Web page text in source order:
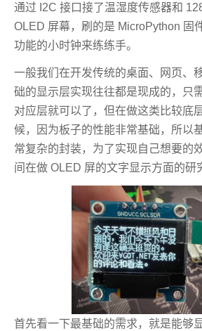
通过 I2C 接口接了温湿度传感器和
OLED 屏幕，刷的是 MicroPython 固
功能的小时钟来练练手。
一般我们在开发传统的桌面、网页、
础的显示层实现往往都是现成的，只
对应层就可以了，但在做这类比较底
候，因为板子的性能非常基础，所以
常复杂的封装，为了实现自己想要的
间在做 OLED 屏的文字显示方面的研
首先看一下最基础的需求，就是能够